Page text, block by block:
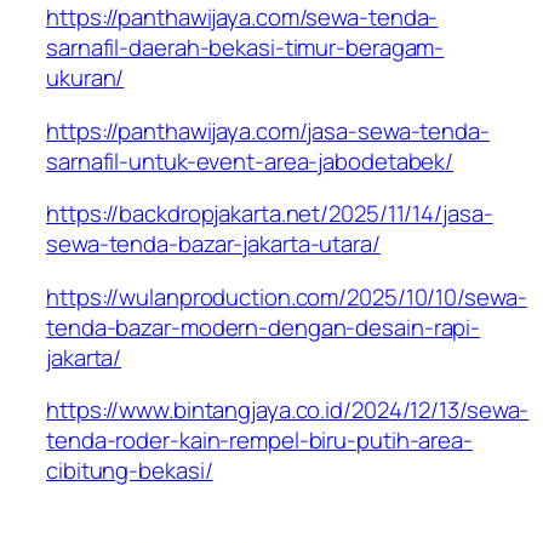
https://panthawijaya.com/sewa-tenda-
sarnafil-daerah-bekasi-timur-beragam-
ukuran/
https://panthawijaya.com/jasa-sewa-tenda-
sarnafil-untuk-event-area-jabodetabek/
https://backdropjakarta.net/2025/11/14/jasa-
sewa-tenda-bazar-jakarta-utara/
https://wulanproduction.com/2025/10/10/sewa-
tenda-bazar-modern-dengan-desain-rapi-
jakarta/
https://www.bintangjaya.co.id/2024/12/13/sewa-
tenda-roder-kain-rempel-biru-putih-area-
cibitung-bekasi/